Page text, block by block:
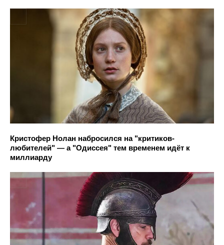
Кристофер Нолан набросился на "критиков-
любителей" — а "Одиссея" тем временем идёт к
миллиарду